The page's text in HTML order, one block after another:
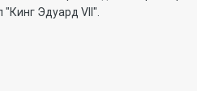
Эдуард VII".